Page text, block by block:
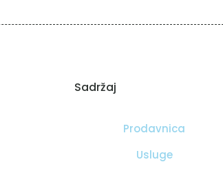
Sadržaj
Prodavnica
Usluge